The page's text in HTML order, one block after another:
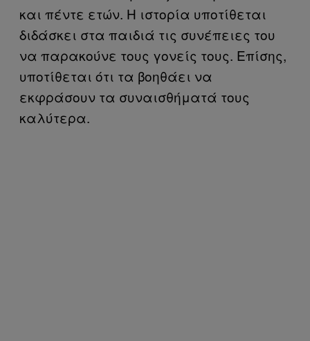
και πέντε ετών. Η ιστορία υποτίθεται
διδάσκει στα παιδιά τις συνέπειες του
να παρακούνε τους γονείς τους. Επίσης,
υποτίθεται ότι τα βοηθάει να
εκφράσουν τα συναισθήματά τους
καλύτερα.